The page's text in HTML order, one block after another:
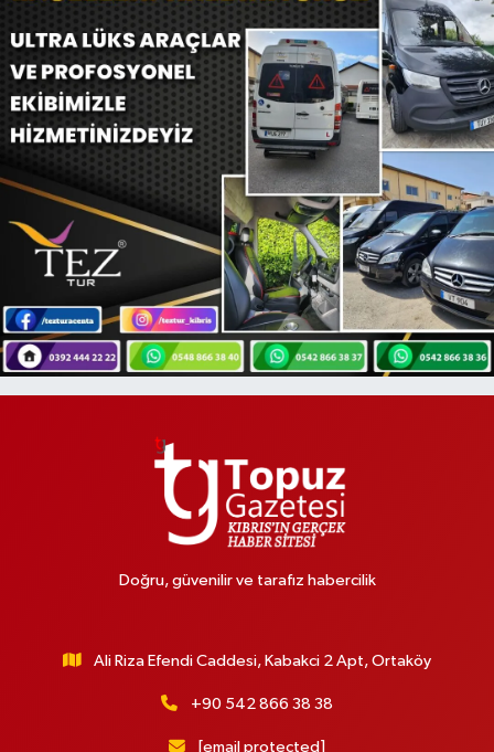
Doğru, güvenilir ve tarafız habercilik
Ali Riza Efendi Caddesi, Kabakci 2 Apt, Ortaköy
+90 542 866 38 38
[email protected]